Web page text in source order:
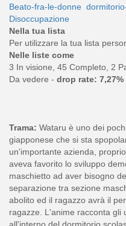
Beato-fra-le-donne
Disoccupazione
Nella tua lista
Per utilizzare la tua lista
Nelle liste come
3 In visione, 45 Completo, 2
Da vedere - drop rate: 7,27%
Trama: Wataru è uno dei
giapponese che si sta
un'importante azienda,
aveva favorito lo sviluppo
maschietto ad aver bisogno
separazione tra sezione
abolito ed il ragazzo avrà il
ragazze. L'anime racconta gli